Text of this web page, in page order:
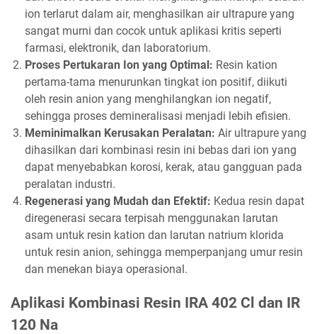
ion terlarut dalam air, menghasilkan air ultrapure yang
sangat murni dan cocok untuk aplikasi kritis seperti
farmasi, elektronik, dan laboratorium.
Proses Pertukaran Ion yang Optimal: Resin kation
pertama-tama menurunkan tingkat ion positif, diikuti
oleh resin anion yang menghilangkan ion negatif,
sehingga proses demineralisasi menjadi lebih efisien.
Meminimalkan Kerusakan Peralatan: Air ultrapure yang
dihasilkan dari kombinasi resin ini bebas dari ion yang
dapat menyebabkan korosi, kerak, atau gangguan pada
peralatan industri.
Regenerasi yang Mudah dan Efektif: Kedua resin dapat
diregenerasi secara terpisah menggunakan larutan
asam untuk resin kation dan larutan natrium klorida
untuk resin anion, sehingga memperpanjang umur resin
dan menekan biaya operasional.
Aplikasi Kombinasi Resin IRA 402 Cl dan IR
120 Na